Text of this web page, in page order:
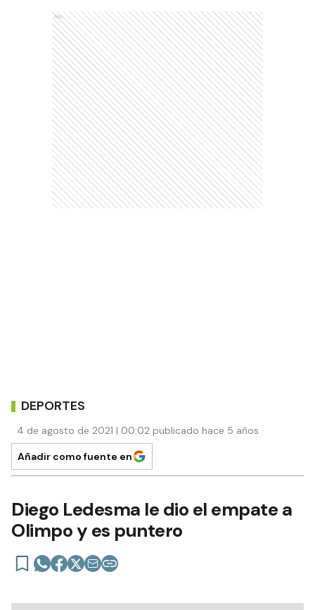
Ads
DEPORTES
4 de agosto de 2021 | 00:02 publicado hace 5 años
Añadir como fuente en
Diego Ledesma le dio el empate a
Olimpo y es puntero